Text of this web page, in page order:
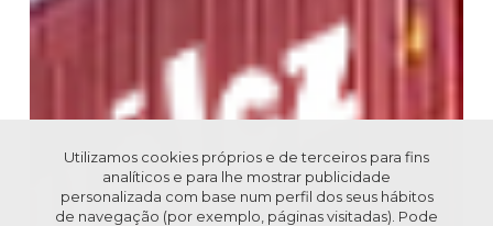
Utilizamos cookies próprios e de terceiros para fins
analíticos e para lhe mostrar publicidade
personalizada com base num perfil dos seus hábitos
de navegação (por exemplo, páginas visitadas). Pode